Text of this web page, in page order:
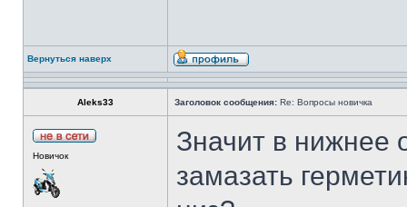
Вернуться наверх
Aleks33 Заголовок сообщения: Re: Вопросы новичка
Новичок
Значит в нижнее
замазать